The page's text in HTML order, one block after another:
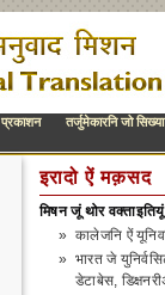
प्रकाशन तर्जुमेकारनि जो सिख्या
इरादो ऐं मक़सद
मिषन जूं थोर
» कालेजनि ऐं
» भारत जे
डेटाबेस,